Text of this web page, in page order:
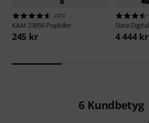
2472
K&M 23956 Popkiller
245 kr
Slate Digital
4 444 kr
6 Kundbetyg